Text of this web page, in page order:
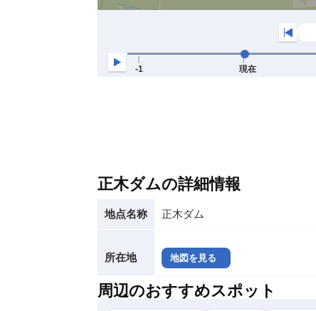
正木ダムの詳細情報
地点名称 正木ダム
所在地 地図を見る
周辺のおすすめスポット